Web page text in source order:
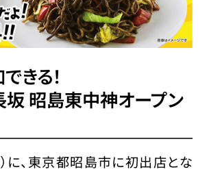
きる！
昭島東中神オープン
に、東京都昭島市に初出店とな